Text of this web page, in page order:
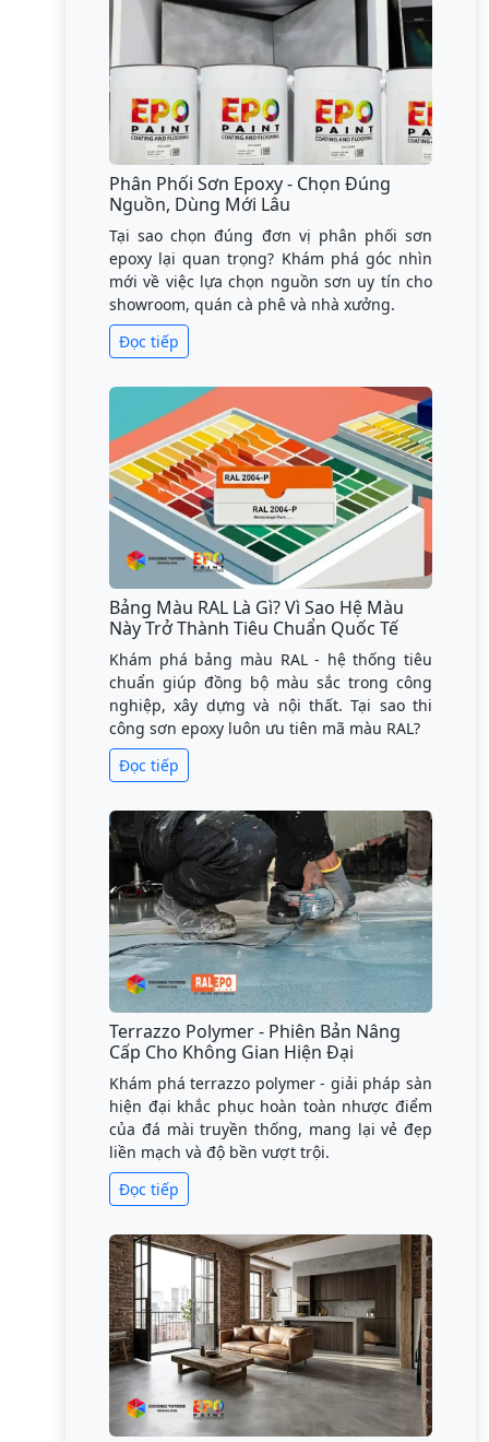
Phân Phối Sơn Epoxy - Chọn Đúng
Nguồn, Dùng Mới Lâu
Tại sao chọn đúng đơn vị phân phối sơn
epoxy lại quan trọng? Khám phá góc nhìn
mới về việc lựa chọn nguồn sơn uy tín cho
showroom, quán cà phê và nhà xưởng.
Đọc tiếp
Bảng Màu RAL Là Gì? Vì Sao Hệ Màu
Này Trở Thành Tiêu Chuẩn Quốc Tế
Khám phá bảng màu RAL - hệ thống tiêu
chuẩn giúp đồng bộ màu sắc trong công
nghiệp, xây dựng và nội thất. Tại sao thi
công sơn epoxy luôn ưu tiên mã màu RAL?
Đọc tiếp
Terrazzo Polymer - Phiên Bản Nâng
Cấp Cho Không Gian Hiện Đại
Khám phá terrazzo polymer - giải pháp sàn
hiện đại khắc phục hoàn toàn nhược điểm
của đá mài truyền thống, mang lại vẻ đẹp
liền mạch và độ bền vượt trội.
Đọc tiếp